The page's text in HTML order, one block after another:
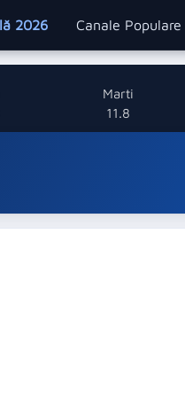
2026 Canale Populare
Marti
11.8